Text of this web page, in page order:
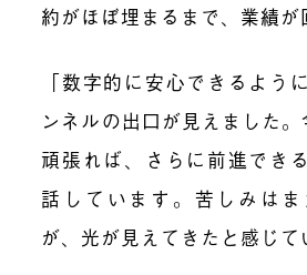
約がほぼ埋まるまで、業績が
「数字的に安心できるよう
ンネルの出口が見えました
頑張れば、さらに前進でき
話しています。苦しみは
が、光が見えてきたと感じて